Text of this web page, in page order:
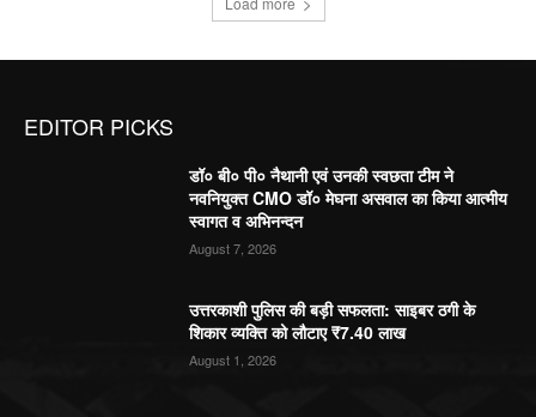
EDITOR PICKS
डॉ० बी० पी० नैथानी एवं उनकी स्वछता टीम ने
नवनियुक्त CMO डॉ० मेघना असवाल का किया आत्मीय
स्वागत व अभिनन्दन
August 7, 2026
उत्तरकाशी पुलिस की बड़ी सफलता: साइबर ठगी के
शिकार व्यक्ति को लौटाए ₹7.40 लाख
August 1, 2026